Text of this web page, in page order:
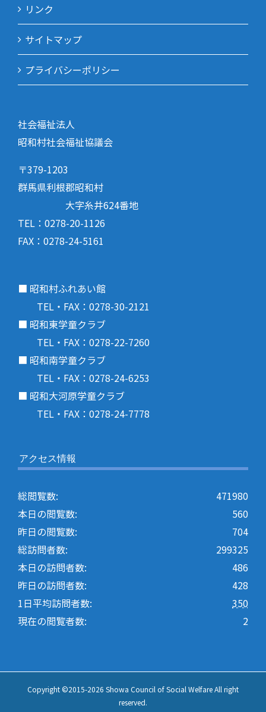
リンク
サイトマップ
プライバシーポリシー
社会福祉法人
昭和村社会福祉協議会
〒379-1203
群馬県利根郡昭和村
大字糸井624番地
TEL：0278-20-1126
FAX：0278-24-5161
■ 昭和村ふれあい館
TEL・FAX：0278-30-2121
■ 昭和東学童クラブ
TEL・FAX：0278-22-7260
■ 昭和南学童クラブ
TEL・FAX：0278-24-6253
■ 昭和大河原学童クラブ
TEL・FAX：0278-24-7778
アクセス情報
471980
総閲覧数:
560
本日の閲覧数:
704
昨日の閲覧数:
299325
総訪問者数:
486
本日の訪問者数:
428
昨日の訪問者数:
350
1日平均訪問者数:
2
現在の閲覧者数:
Copyright ©2015-2026 Showa Council of Social Welfare All right
reserved.